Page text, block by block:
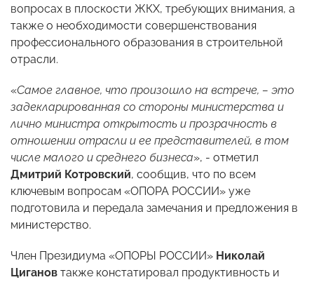
вопросах в плоскости ЖКХ, требующих внимания, а
также о необходимости совершенствования
профессионального образования в строительной
отрасли.
«Самое главное, что произошло на встрече, – это
задекларированная со стороны министерства и
лично министра открытость и прозрачность в
отношении отрасли и ее представителей, в том
числе малого и среднего бизнеса», - отметил
Дмитрий Котровский, сообщив, что по всем
ключевым вопросам «ОПОРА РОССИИ» уже
подготовила и передала замечания и предложения в
министерство.
Член Президиума «ОПОРЫ РОССИИ» Николай
Циганов также констатировал продуктивность и